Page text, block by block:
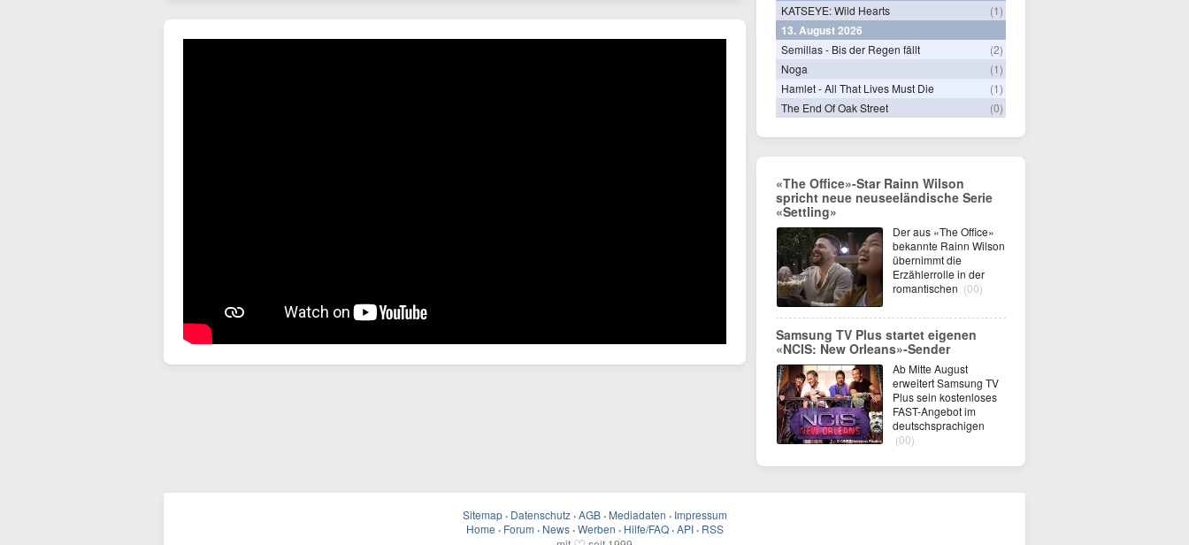
KATSEYE: Wild Hearts (1)
13. August 2026
Semillas - Bis der Regen fällt
(2)
Noga
(1)
Hamlet - All That Lives Must Die
(1)
The End Of Oak Street
(0)
«The Office»-Star Rainn Wilson
spricht neue neuseeländische Serie
«Settling»
Der aus «The Office»
bekannte Rainn Wilson
übernimmt die
Erzählerrolle in der
romantischen (00)
Samsung TV Plus startet eigenen
«NCIS: New Orleans»-Sender
Ab Mitte August
erweitert Samsung TV
Plus sein kostenloses
FAST-Angebot im
deutschsprachigen
(00)
Sitemap · Datenschutz · AGB · Mediadaten · Impressum
Home · Forum · News · Werben · Hilfe/FAQ · API · RSS